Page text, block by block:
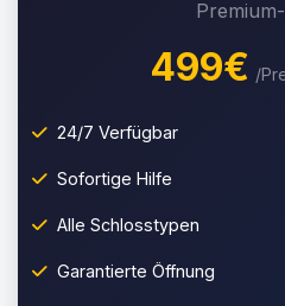
499€ /
24/7 Verfügbar
Sofortige Hilfe
Alle Schlosstypen
Garantierte Öffnung